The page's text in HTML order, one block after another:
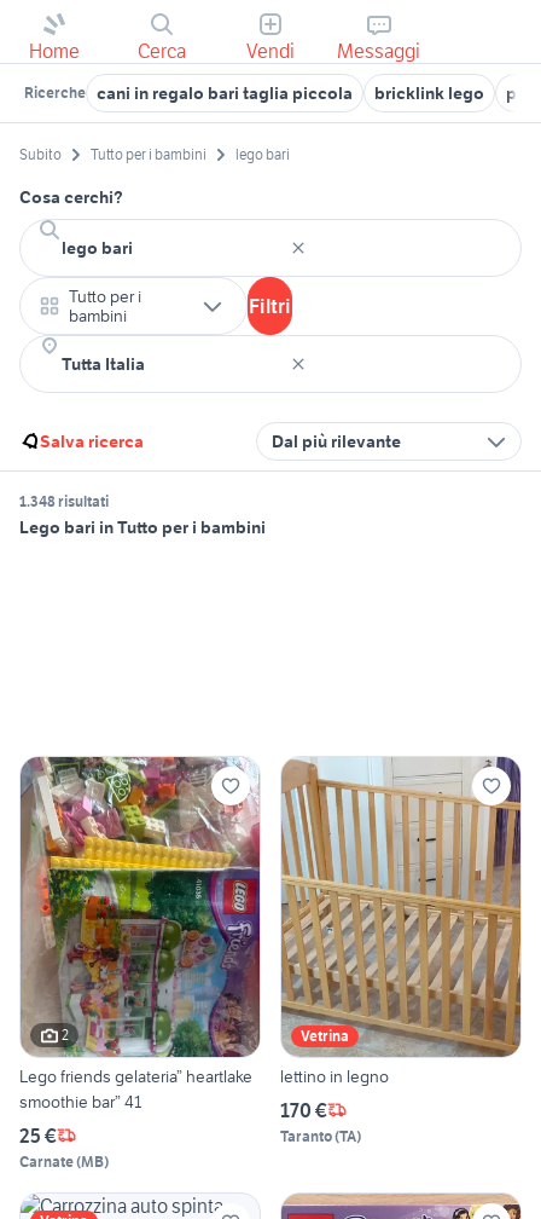
Home Cerca Vendi Messaggi
Ricerche cani in regalo bari taglia piccola bricklink lego
Subito Tutto per i bambini lego bari
Cosa cerchi?
Tutto per i
bambini
Filtri
Salva ricerca Dal più rilevante
1.348 risultati
Lego bari in Tutto per i bambini
2
Lego friends gelateria” heartlake
smoothie bar” 41
25 €
Carnate(MB)
Vetrina
lettino in legno
170 €
Taranto(TA)